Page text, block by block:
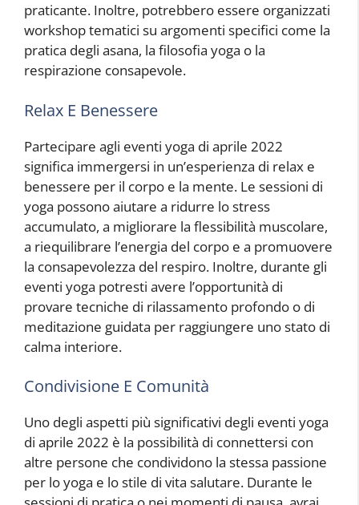
praticante. Inoltre, potrebbero essere organizzati
workshop tematici su argomenti specifici come la
pratica degli asana, la filosofia yoga o la
respirazione consapevole.
Relax E Benessere
Partecipare agli eventi yoga di aprile 2022
significa immergersi in un’esperienza di relax e
benessere per il corpo e la mente. Le sessioni di
yoga possono aiutare a ridurre lo stress
accumulato, a migliorare la flessibilità muscolare,
a riequilibrare l’energia del corpo e a promuovere
la consapevolezza del respiro. Inoltre, durante gli
eventi yoga potresti avere l’opportunità di
provare tecniche di rilassamento profondo o di
meditazione guidata per raggiungere uno stato di
calma interiore.
Condivisione E Comunità
Uno degli aspetti più significativi degli eventi yoga
di aprile 2022 è la possibilità di connettersi con
altre persone che condividono la stessa passione
per lo yoga e lo stile di vita salutare. Durante le